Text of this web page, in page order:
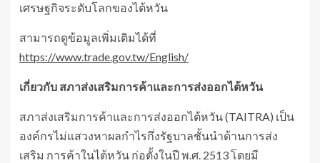
เศรษฐกิจระดับโลกของไต้หวัน
สามารถดูข้อมูลเพิ่มเติมได้ที่
https://www.trade.gov.tw/English/
เกี่ยวกับ สภาส่งเสริมการค้าและการส่งออกไต้หวัน
สภาส่งเสริมการค้าและการส่งออกไต้หวัน (TAITRA) เป็น
องค์กรไม่แสวงหาผลกำไรกึ่งรัฐบาลชั้นนำด้านการส่ง
เสริม การค้าในไต้หวัน ก่อตั้งในปี พ.ศ. 2513 โดยมี